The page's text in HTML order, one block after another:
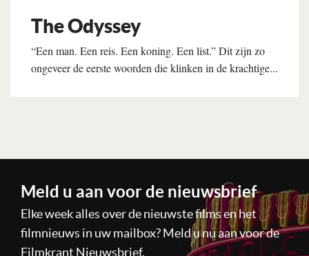
The Odyssey
“Een man. Een reis. Een koning. Een list.” Dit zijn zo
ongeveer de eerste woorden die klinken in de krachtige...
Meld u aan voor de nieuwsbrief
Elke week alles over de nieuwste films en het
filmnieuws in uw mailbox? Meld u nu aan voor de
Filmkrant Nieuwsbrief.